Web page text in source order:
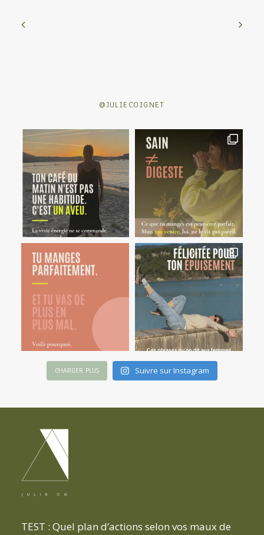
@JULIECOIGNET
CHARGER PLUS Suivre sur Instagram
TEST : Quel plan d’actions selon vos maux de